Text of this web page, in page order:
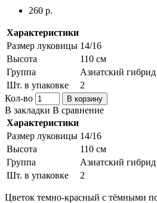
260 р.
Характеристики
Размер луковицы 14/16
Высота
110 см
Группа
Азиатский гибрид
Шт. в упаковке
2
Кол-во
В корзину
В закладки В сравнение
Характеристики
Размер луковицы 14/16
Высота
110 см
Группа
Азиатский гибрид
Шт. в упаковке
2
Цветок темно-красный с тёмными